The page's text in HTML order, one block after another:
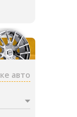
авто